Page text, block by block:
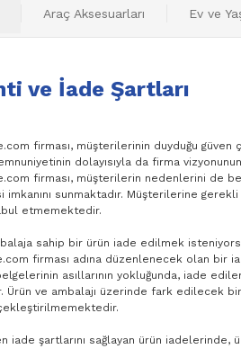
Araç Aksesuarları Ev ve
ve İade Şartları
firması, müşterilerinin duyduğu
dolayısıyla da firma
firması, müşterilerin nedenlerini de
imkanını sunmaktadır. Müşterilerine
etmemektedir.
sahip bir ürün iade edilmek
firması adına düzenlenecek olan bir
asıllarının yokluğunda, iade
Ürün ve ambalajı üzerinde fark edilecek
iade şartlarını sağlayan ürün iadelerinde,